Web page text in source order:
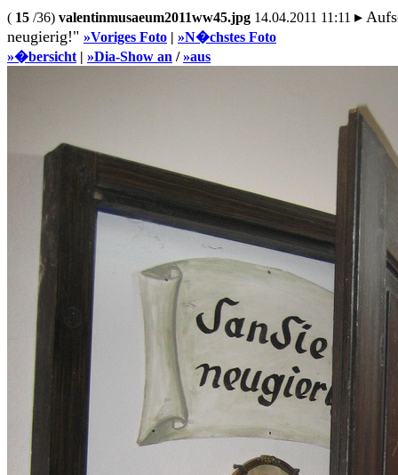
( 15 /36) valentinmusaeum2011ww45.jpg 14.04.2011 11:11 ▸
neugierig!" »Voriges Foto | »N�chstes Foto
»�bersicht | »Dia-Show an /»aus